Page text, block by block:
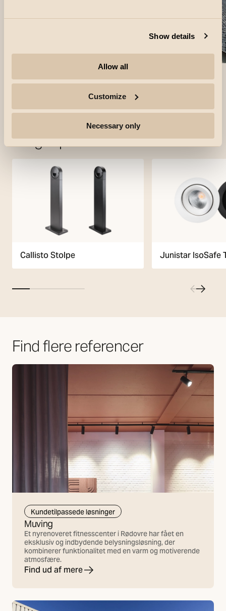
Show details
Allow all
Customize
Necessary only
Brugte produkter
Callisto Stolpe Junistar IsoSafe
Find flere referencer
Kundetilpassede løsninger
Muving
Et nyrenoveret fitnesscenter i Rødovre har fået en
eksklusiv og indbydende belysningsløsning, der
kombinerer funktionalitet med en varm og motiverende
atmosfære.
Find ud af mere